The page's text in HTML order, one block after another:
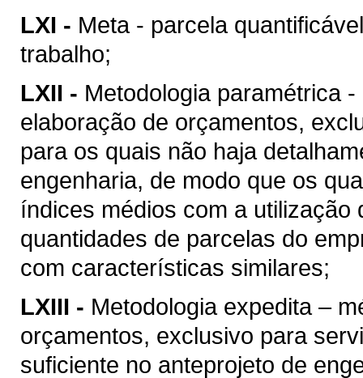
LXI - Meta - parcela
trabalho;
LXII - Metodologia paramétrica
elaboração de orçamentos,
para os quais não haja
engenharia, de modo que os
índices médios com a
quantidades de parcelas do
com características similares;
LXIII - Metodologia expedita –
orçamentos, exclusivo para
suficiente no anteprojeto de